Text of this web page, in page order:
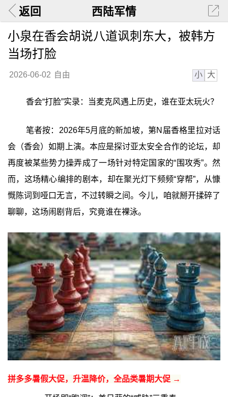
返回 西陆军情
小泉在香会胡说八道讽刺东大，被韩方
当场打脸
2026-06-02 自由 小 大
香会“打脸”实录：当麦克风遇上历史，谁在亚太玩火？
笔者按：2026年5月底的新加坡，第N届香格里拉对话
会（香会）如期上演。本应是探讨亚太安全合作的论坛，却
再度被某些势力操弄成了一场针对特定国家的“围攻秀”。然
而，这场精心编排的剧本，却在聚光灯下频频“穿帮”，从慷
慨陈词到哑口无言，不过转瞬之间。今儿，咱就掰开揉碎了
聊聊，这场闹剧背后，究竟谁在裸泳。
拼多多暑假大促，升温降价，全品类暑期大促 →